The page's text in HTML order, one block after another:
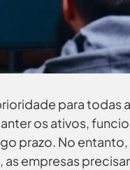
para
os ativos,
prazo. No
empresas